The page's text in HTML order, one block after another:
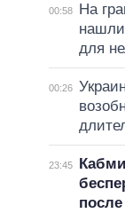
00:58
На
для
00:26
23:45